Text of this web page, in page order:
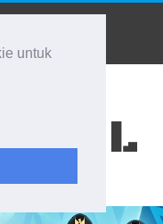
untuk
Arah